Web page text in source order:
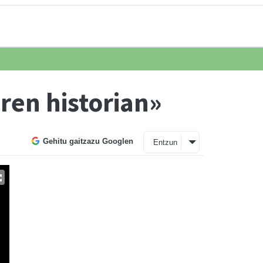
historian»
Gehitu gaitzazu Googlen Entzun